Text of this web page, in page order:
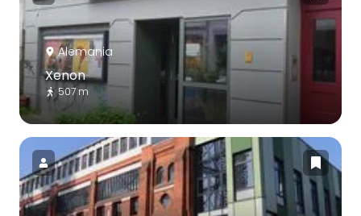
Alemania
Xenon
507 m